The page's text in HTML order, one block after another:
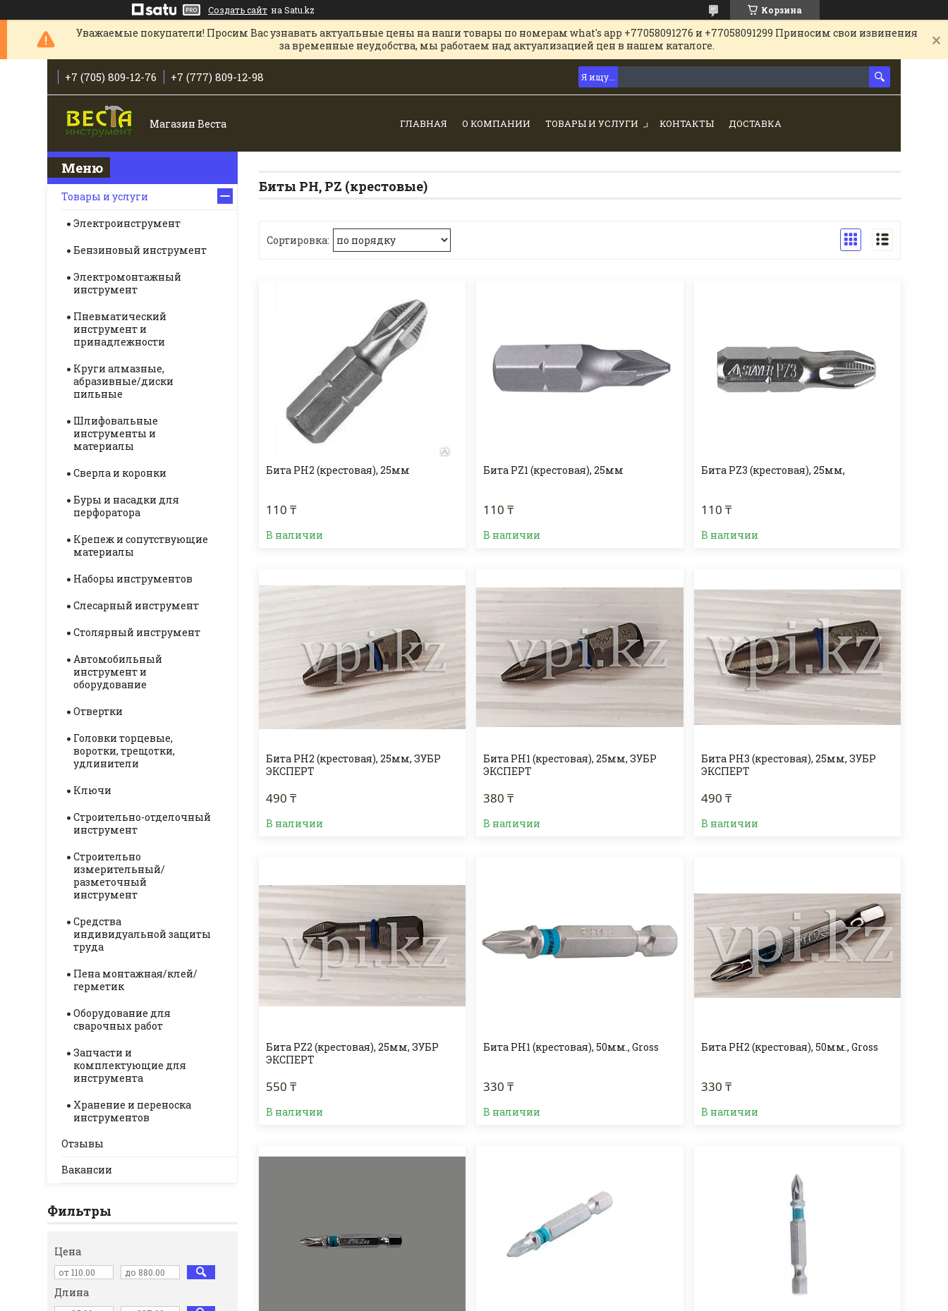
Создать сайт на Satu.kz Корзина
Уважаемые покупатели! Просим Вас узнавать актуальные цены на наши товары по номерам what's app +77058091276 и +77058091299 Приносим свои извинения
за временные неудобства, мы работаем над актуализацией цен в нашем каталоге.
+7 (705) 809-12-76 +7 (777) 809-12-98
Магазин Веста ГЛАВНАЯ О КОМПАНИИ ТОВАРЫ И УСЛУГИ КОНТАКТЫ ДОСТАВКА
Биты PH, PZ (крестовые)
Бита PH2 (крестовая), 25мм
110 ₸
В наличии
Бита PZ1 (крестовая), 25мм
110 ₸
В наличии
Бита PZ3 (крестовая), 25мм,
110 ₸
В наличии
Бита PH2 (крестовая), 25мм, ЗУБР
ЭКСПЕРТ
490 ₸
В наличии
Бита PH1 (крестовая), 25мм, ЗУБР
ЭКСПЕРТ
380 ₸
В наличии
Бита PH3 (крестовая), 25мм, ЗУБР
ЭКСПЕРТ
490 ₸
В наличии
Бита PZ2 (крестовая), 25мм, ЗУБР
ЭКСПЕРТ
550 ₸
В наличии
Бита PH1 (крестовая), 50мм., Gross
330 ₸
В наличии
Бита PH2 (крестовая), 50мм., Gross
330 ₸
В наличии
Товары и услуги
Электроинструмент
Бензиновый инструмент
Электромонтажный
инструмент
Пневматический
инструмент и
принадлежности
Круги алмазные,
абразивные/диски
пильные
Шлифовальные
инструменты и
материалы
Сверла и коронки
Буры и насадки для
перфоратора
Крепеж и сопутствующие
материалы
Наборы инструментов
Слесарный инструмент
Столярный инструмент
Автомобильный
инструмент и
оборудование
Отвертки
Головки торцевые,
воротки, трещотки,
удлинители
Ключи
Строительно-отделочный
инструмент
Строительно
измерительный/
разметочный
инструмент
Средства
индивидуальной защиты
труда
Пена монтажная/клей/
герметик
Оборудование для
сварочных работ
Запчасти и
комплектующие для
инструмента
Хранение и переноска
инструментов
Отзывы
Вакансии
Фильтры
Цена
Длина